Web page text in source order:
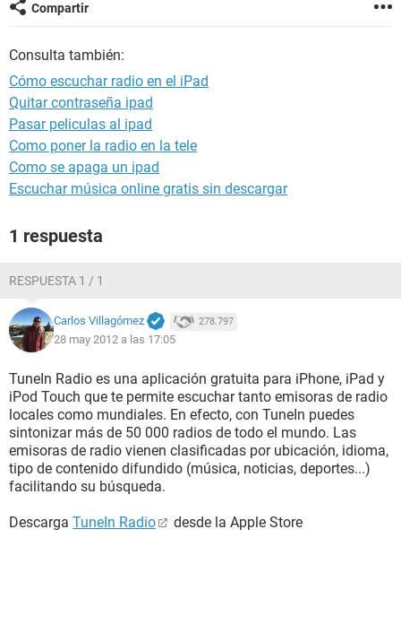
Compartir
Consulta también:
Cómo escuchar radio en el iPad
Quitar contraseña ipad
Pasar peliculas al ipad
Como poner la radio en la tele
Como se apaga un ipad
Escuchar música online gratis sin descargar
1 respuesta
RESPUESTA 1 / 1
Carlos Villagómez 278.797
28 may 2012 a las 17:05
TuneIn Radio es una aplicación gratuita para iPhone, iPad y
iPod Touch que te permite escuchar tanto emisoras de radio
locales como mundiales. En efecto, con TuneIn puedes
sintonizar más de 50 000 radios de todo el mundo. Las
emisoras de radio vienen clasificadas por ubicación, idioma,
tipo de contenido difundido (música, noticias, deportes...)
facilitando su búsqueda.
Descarga TuneIn Radio desde la Apple Store